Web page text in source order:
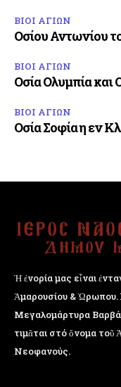
ΒΙΟΙ ΑΓΙΩΝ
Οσίου Αντωνίου
ΒΙΟΙ ΑΓΙΩΝ
Οσία Ολυμπία και
ΒΙΟΙ ΑΓΙΩΝ
Οσία Σοφία η εν
Ἡ ἐνορία μας εἶναι
Ἁμαρουσίου & Ὠρωπου.
Μεγαλομάρτυρα
τιμᾶται στό ὄνομα
Νεοφανούς.